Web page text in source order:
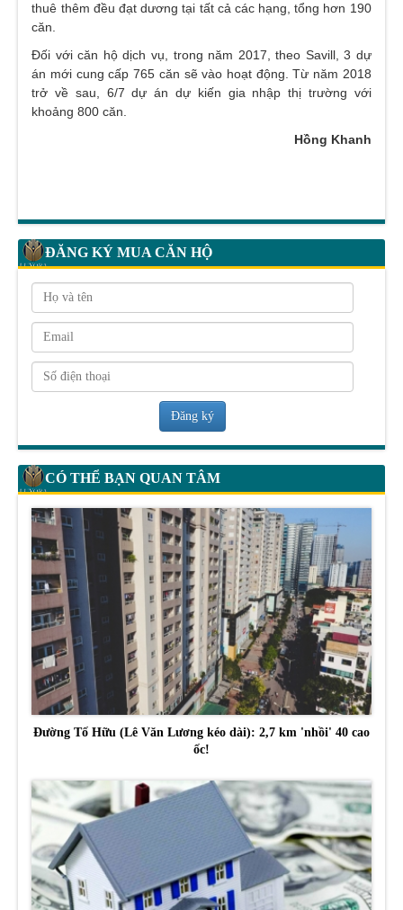
thuê thêm đều đạt dương tại tất cả các hạng, tổng hơn 190
căn.
Đối với căn hộ dịch vụ, trong năm 2017, theo Savill, 3 dự
án mới cung cấp 765 căn sẽ vào hoạt động. Từ năm 2018
trở về sau, 6/7 dự án dự kiến gia nhập thị trường với
khoảng 800 căn.
Hồng Khanh
ĐĂNG KÝ MUA CĂN HỘ
Đăng ký
CÓ THỂ BẠN QUAN TÂM
Đường Tố Hữu (Lê Văn Lương kéo dài): 2,7 km 'nhồi' 40 cao
ốc!